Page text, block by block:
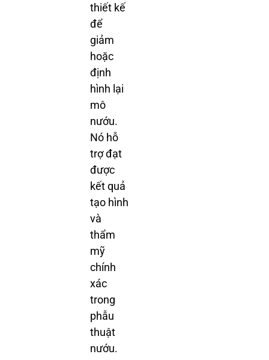
thiết kế
để
giảm
hoặc
định
hình lại
mô
nướu.
Nó hỗ
trợ đạt
được
kết quả
tạo hình
và
thẩm
mỹ
chính
xác
trong
phẫu
thuật
nướu.